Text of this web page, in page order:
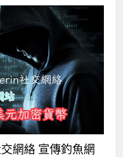
網絡 宣傳釣魚網